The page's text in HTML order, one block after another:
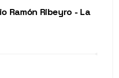
Ramón Ribeyro - La